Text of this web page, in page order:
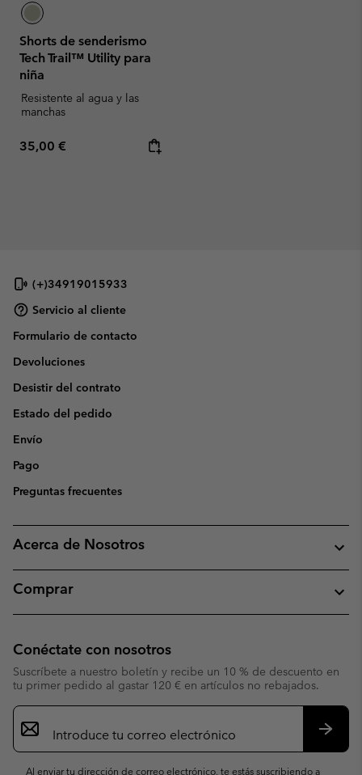
Shorts de senderismo
Tech Trail™ Utility para
niña
Resistente al agua y las
manchas
Regular price:
35,00 €
(+)34919015933
Servicio al cliente
Formulario de contacto
Devoluciones
Desistir del contrato
Estado del pedido
Envío
Pago
Preguntas frecuentes
Acerca de Nosotros
Comprar
Conéctate con nosotros
Suscríbete a nuestro boletín y recibe un 10 % de descuento en
tu primer pedido al gastar 120 € en artículos no rebajados.
Suscripción
de
correo
Al enviar tu dirección de correo electrónico, te estás suscribiendo a